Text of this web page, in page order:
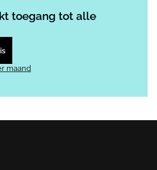
toegang tot alle
maand